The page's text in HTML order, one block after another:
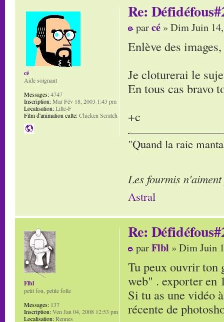
Re:
parcé » Dim Juin
Enlève des
Je cloturerai le
En tous cas bravo
+c
"Quand la raie
Les fourmis
Astral
cé
Aide soignant
Messages:4747
Inscription:Mar Fév 18, 2003 1:43 pm
Localisation:Lille-F
Film d'animation culte:Chicken Scratch
Re:
parFlbl » Dim Juin
Tu peux ouvrir ton
web" . exporter en
Si tu as une vidéo
récente de
Flbl
petit fou, petite folle
Messages: 137
Inscription:Ven Jan 04, 2008 12:53 pm
Localisation:Rennes